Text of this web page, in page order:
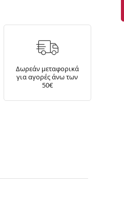
Δωρεάν μεταφορικά
για αγορές άνω των
50€